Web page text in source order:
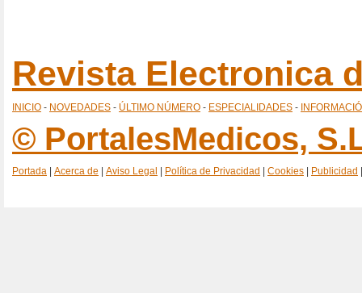
Revista Electronica
INICIO - NOVEDADES - ÚLTIMO NÚMERO - ESPECIALIDADES -
© PortalesMedicos,
Portada Acerca de Aviso Legal Política de Privacidad Cookies Publicidad